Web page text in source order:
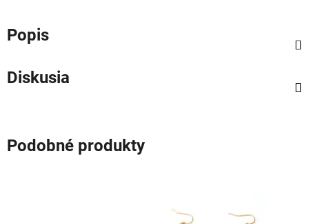
Popis
Diskusia
Podobné produkty